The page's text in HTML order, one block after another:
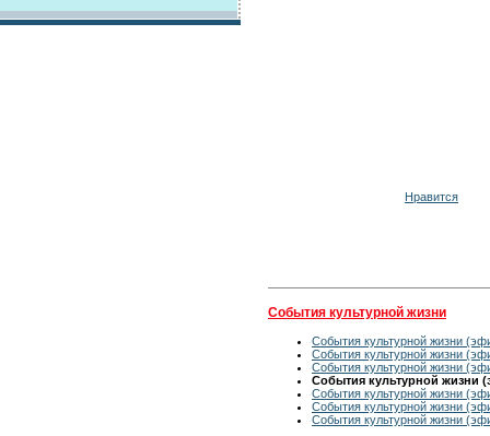
Нравится
События культурной жизни
События культурной жизни
События культурной жизни
События культурной жизни
События культурной жизни
События культурной жизни
События культурной жизни
События культурной жизни